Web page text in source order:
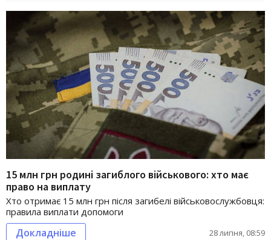
15 млн грн родині загиблого військового: хто має
право на виплату
Хто отримає 15 млн грн після загибелі військовослужбовця:
правила виплати допомоги
Докладніше 28 липня, 08:59